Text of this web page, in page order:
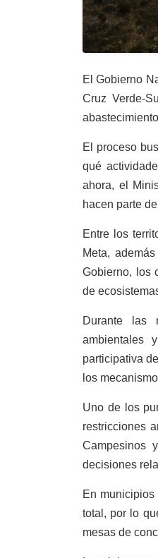
El Gobierno
Cruz Verde-
El proceso
qué
ahora, el
hacen parte
Entre los
Meta,
Gobierno, los
de
Durante las
ambientales
participativa
los
Uno de los
restricciones
Campesinos
decisiones
En
total, por lo
mesas de